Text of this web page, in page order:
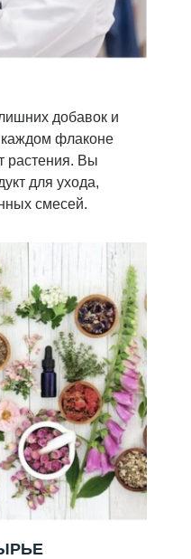
добавок и
флаконе
растения. Вы
для ухода,
смесей.